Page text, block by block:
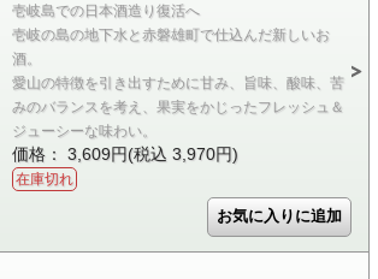
壱岐島での日本酒造り復活へ
壱岐の島の地下水と赤磐雄町で仕込んだ新しいお
酒。
愛山の特徴を引き出すために甘み、旨味、酸味、苦
みのバランスを考え、果実をかじったフレッシュ＆
ジューシーな味わい。
価格： 3,609円(税込 3,970円)
在庫切れ